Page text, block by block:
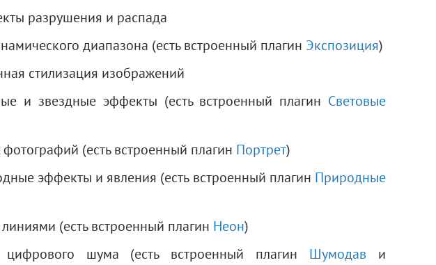
разрушения и распада
диапазона (есть встроенный плагин Экспозиция)
стилизация изображений
и звездные эффекты (есть встроенный плагин Световые
(есть встроенный плагин Портрет)
эффекты и явления (есть встроенный плагин Природные
(есть встроенный плагин Неон)
шума (есть встроенный плагин Шумодав и